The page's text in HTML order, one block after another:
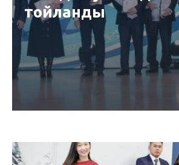
тойланды